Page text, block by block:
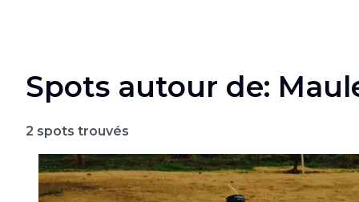
Spots autour de:
2 spots trouvés